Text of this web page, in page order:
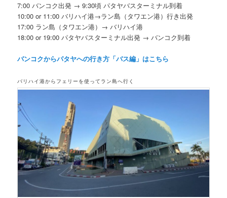
7:00 バンコク出発 → 9:30頃 パタヤバスターミナル到着
10:00 or 11:00 バリハイ港→ラン島（タワエン港）行き出発
17:00 ラン島（タワエン港）→ バリハイ港
18:00 or 19:00 パタヤバスターミナル出発 → バンコク到着
バンコクからパタヤへの行き方「バス編」はこちら
バリハイ港からフェリーを使ってラン島へ行く